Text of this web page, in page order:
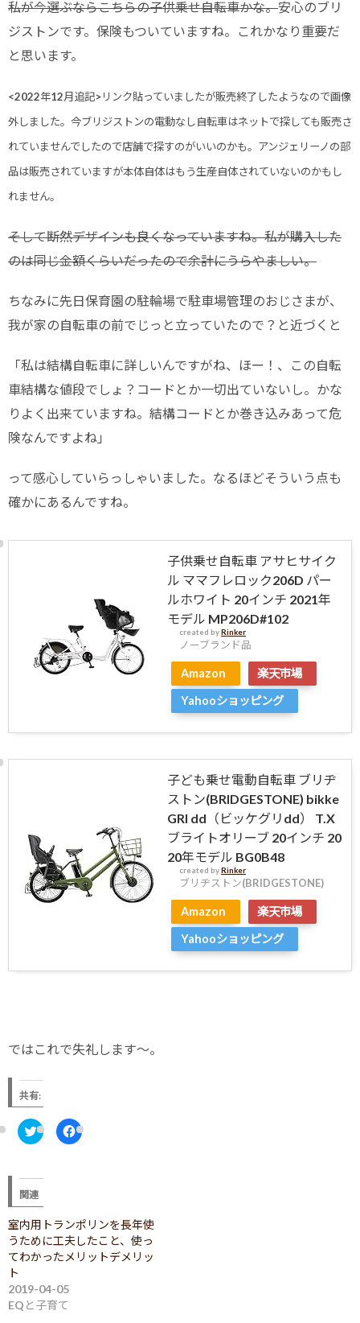
私が今選ぶならこちらの子供乗せ自転車かな。安心のブリ
ジストンです。保険もついていますね。これかなり重要だ
と思います。
<2022年12月追記>リンク貼っていましたが販売終了したようなので画像
外しました。今ブリジストンの電動なし自転車はネットで探しても販売さ
れていませんでしたので店舗で探すのがいいのかも。アンジェリーノの部
品は販売されていますが本体自体はもう生産自体されていないのかもし
れません。
そして断然デザインも良くなっていますね。私が購入した
のは同じ金額くらいだったので余計にうらやましい。
ちなみに先日保育園の駐輪場で駐車場管理のおじさまが、
我が家の自転車の前でじっと立っていたので？と近づくと
「私は結構自転車に詳しいんですがね、ほー！、この自転
車結構な値段でしょ？コードとか一切出ていないし。かな
りよく出来ていますね。結構コードとか巻き込みあって危
険なんですよね」
って感心していらっしゃいました。なるほどそういう点も
確かにあるんですね。
子供乗せ自転車 アサヒサイク
ル ママフレロック206D パー
ルホワイト 20インチ 2021年
モデル MP206D#102
created byRinker
ノーブランド品
Amazon
楽天市場
Yahooショッピング
子ども乗せ電動自転車 ブリヂ
ストン(BRIDGESTONE) bikke
GRI dd（ビッケグリdd） T.X
ブライトオリーブ 20インチ 20
20年モデル BG0B48
created byRinker
ブリヂストン(BRIDGESTONE)
Amazon
楽天市場
Yahooショッピング
ではこれで失礼します〜。
共有:
ク
リ
て
w
i
t
e
r
で
共
(
新
し
い
F
a
有
す
る
に
は
関連
室内用トランポリンを長年使
うために工夫したこと、使っ
てわかったメリットデメリッ
ト
2019-04-05
EQと子育て